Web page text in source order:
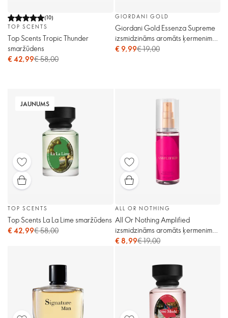
(10)
TOP SCENTS
Top Scents Tropic Thunder
smaržūdens
€ 42,99€ 58,00
GIORDANI GOLD
Giordani Gold Essenza Supreme
izsmidzināms aromāts ķermenim
un matiem
€ 9,99€ 19,00
JAUNUMS
TOP SCENTS
Top Scents La La Lime smaržūdens
€ 42,99€ 58,00
ALL OR NOTHING
All Or Nothing Amplified
izsmidzināms aromāts ķermenim
un matiem
€ 8,99€ 19,00